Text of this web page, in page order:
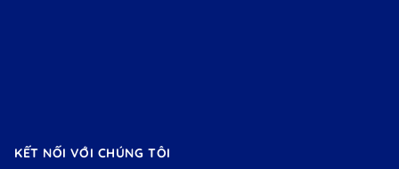
KẾT NỐI VỚI CHÚNG TÔI